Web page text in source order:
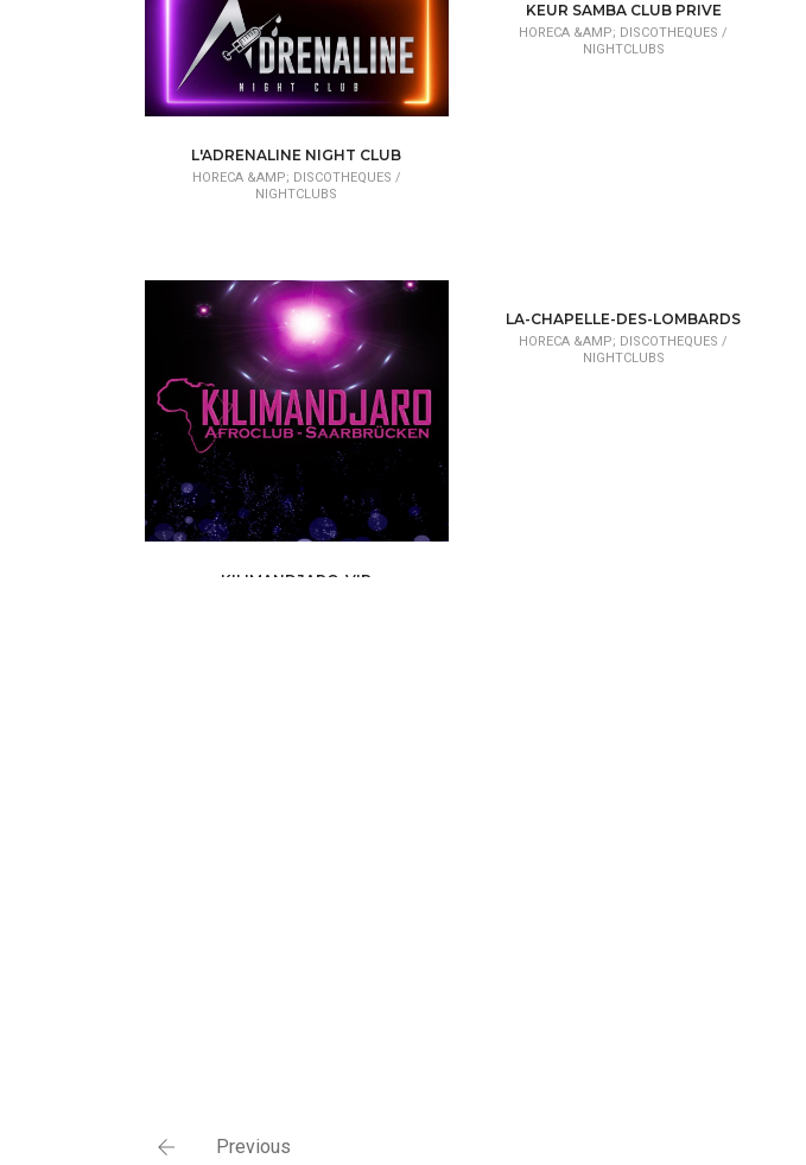
L'ADRENALINE NIGHT CLUB
HORECA &AMP; DISCOTHEQUES /
NIGHTCLUBS
KEUR SAMBA CLUB PRIVE
HORECA &AMP; DISCOTHEQUES /
NIGHTCLUBS
KILIMANDJARO-VIP
LA-CHAPELLE-DES-LOMBARDS
HORECA &AMP; DISCOTHEQUES /
NIGHTCLUBS
Previous